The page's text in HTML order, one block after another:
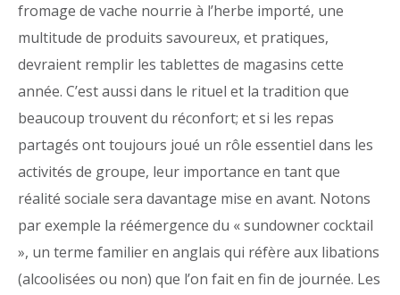
fromage de vache nourrie à l’herbe importé, une
multitude de produits savoureux, et pratiques,
devraient remplir les tablettes de magasins cette
année. C’est aussi dans le rituel et la tradition que
beaucoup trouvent du réconfort; et si les repas
partagés ont toujours joué un rôle essentiel dans les
activités de groupe, leur importance en tant que
réalité sociale sera davantage mise en avant. Notons
par exemple la réémergence du « sundowner cocktail
», un terme familier en anglais qui réfère aux libations
(alcoolisées ou non) que l’on fait en fin de journée. Les